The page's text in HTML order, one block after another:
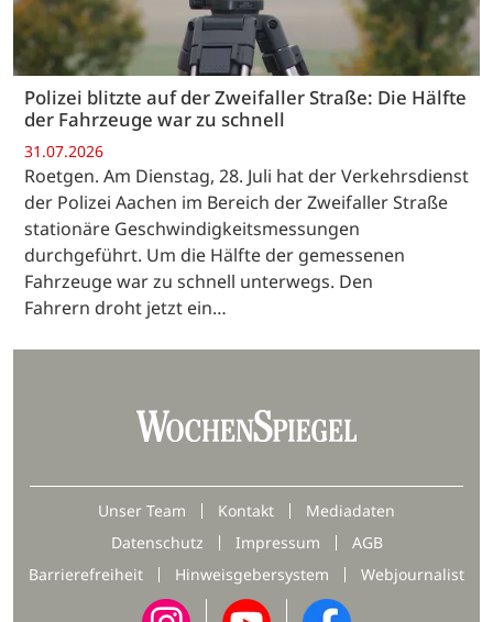
Polizei blitzte auf der Zweifaller Straße: Die Hälfte
der Fahrzeuge war zu schnell
31.07.2026
Roetgen. Am Dienstag, 28. Juli hat der Verkehrsdienst
der Polizei Aachen im Bereich der Zweifaller Straße
stationäre Geschwindigkeitsmessungen
durchgeführt. Um die Hälfte der gemessenen
Fahrzeuge war zu schnell unterwegs. Den
Fahrern droht jetzt ein…
Unser Team Kontakt
Mediadaten
Datenschutz
Impressum
AGB
Barrierefreiheit
Hinweisgebersystem Webjournalist